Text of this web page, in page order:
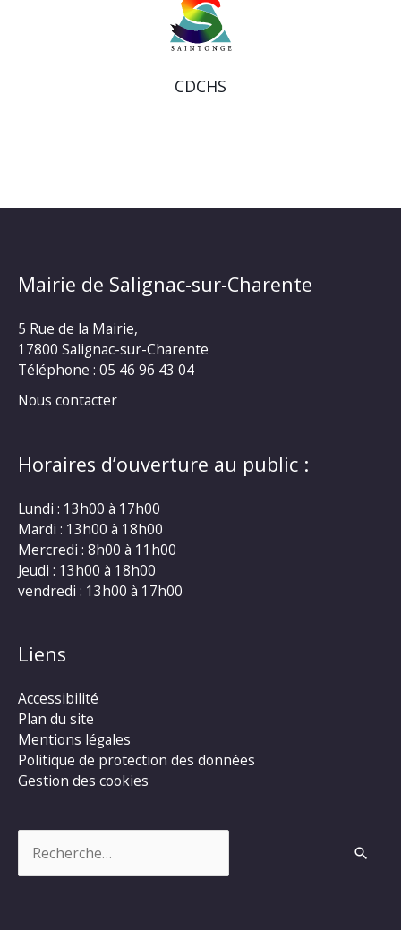
CDCHS
Mairie de Salignac-sur-Charente
5 Rue de la Mairie,
17800 Salignac-sur-Charente
Téléphone : 05 46 96 43 04
Nous contacter
Horaires d’ouverture au public :
Lundi : 13h00 à 17h00
Mardi : 13h00 à 18h00
Mercredi : 8h00 à 11h00
Jeudi : 13h00 à 18h00
vendredi : 13h00 à 17h00
Liens
Accessibilité
Plan du site
Mentions légales
Politique de protection des données
Gestion des cookies